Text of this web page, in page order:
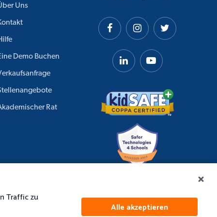
Traffic zu
Alle akzeptieren
Uns
Demo Buchen
Rat